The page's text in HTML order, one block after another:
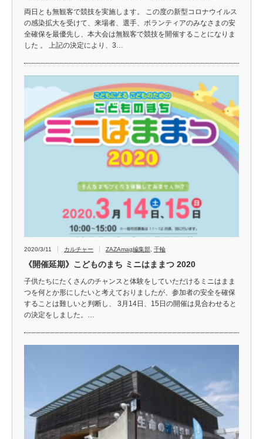
両日とも無観客で競技を実施します。 この度の新型コロナウイルス
の感染拡大を受けて、来場者、選手、ボランティアのみなさまの安
全確保を最優先し、本大会は無観客で競技を開催することになりま
した 。 上記の決定により、3…
2020/3/11 カルチャー ZAZAmag編集部 千輪
《開催延期》こどものまち ミニはままつ 2020
子供たちにたくさんのチャンスと体験をしていただけるミニはまま
つを何とか形にしたいと考えておりましたが、参加者の安全を確保
することは難しいと判断し、 3月14日、15日の開催は見合わせると
の決定をしました。…